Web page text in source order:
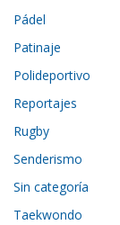
Pádel
Patinaje
Polideportivo
Reportajes
Rugby
Senderismo
Sin categoría
Taekwondo